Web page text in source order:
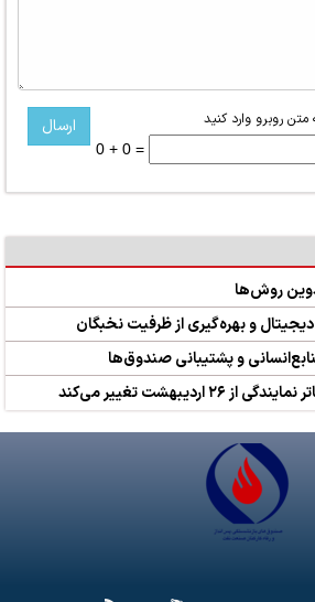
روبرو وارد کنید
0 + 0 =
روش‌ها
و بهره‌گیری از ظرفیت نخبگان
و پشتیبانی صندوق‌ها
تغییر می‌کند